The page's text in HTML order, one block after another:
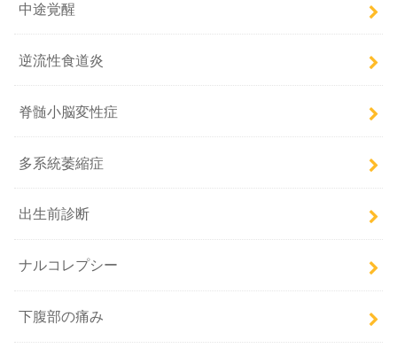
中途覚醒
逆流性食道炎
脊髄小脳変性症
多系統萎縮症
出生前診断
ナルコレプシー
下腹部の痛み